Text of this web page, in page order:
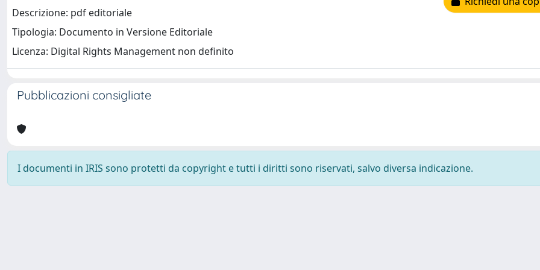
Descrizione: pdf editoriale
Tipologia: Documento in Versione Editoriale
Licenza: Digital Rights Management non definito
Pubblicazioni consigliate
I documenti in IRIS sono protetti da copyright e tutti i diritti sono riservati, salvo diversa indicazione.